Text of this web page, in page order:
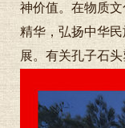
神价值。在物质
精华，弘扬中华
展。有关孔子石